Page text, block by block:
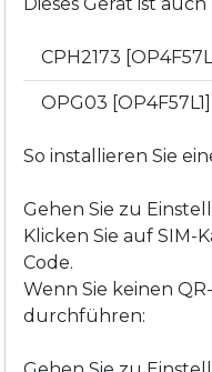
CPH2173
OPG03 [OP4F57L1]
So installieren Sie
Gehen Sie zu
Klicken Sie auf SIM-
Code.
Wenn Sie keinen
durchführen: